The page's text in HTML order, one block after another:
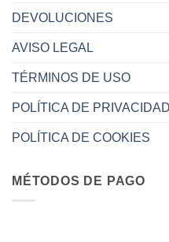
DEVOLUCIONES
AVISO LEGAL
TÉRMINOS DE USO
POLÍTICA DE PRIVACIDAD
POLÍTICA DE COOKIES
MÉTODOS DE PAGO